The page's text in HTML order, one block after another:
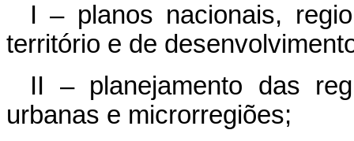
I – planos nacionais,
território e de
II – planejamento das
urbanas e microrregiões;